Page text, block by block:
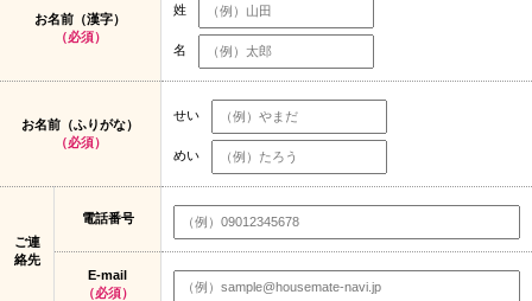
お名前（漢字）
（必須）
姓
名
お名前（ふりがな）
（必須）
せい
めい
ご連
絡先
電話番号
E-mail
（必須）